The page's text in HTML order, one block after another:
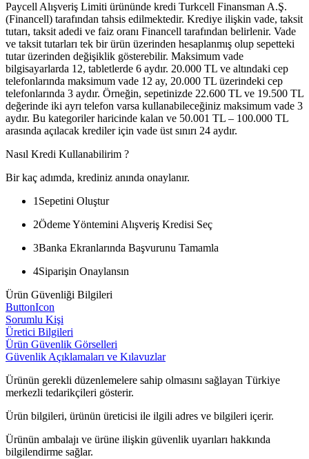
Paycell Alışveriş Limiti ürününde kredi Turkcell Finansman A.Ş.
(Financell) tarafından tahsis edilmektedir. Krediye ilişkin vade, taksit
tutarı, taksit adedi ve faiz oranı Financell tarafından belirlenir. Vade
ve taksit tutarları tek bir ürün üzerinden hesaplanmış olup sepetteki
tutar üzerinden değişiklik gösterebilir. Maksimum vade
bilgisayarlarda 12, tabletlerde 6 aydır. 20.000 TL ve altındaki cep
telefonlarında maksimum vade 12 ay, 20.000 TL üzerindeki cep
telefonlarında 3 aydır. Örneğin, sepetinizde 22.600 TL ve 19.500 TL
değerinde iki ayrı telefon varsa kullanabileceğiniz maksimum vade 3
aydır. Bu kategoriler haricinde kalan ve 50.001 TL – 100.000 TL
arasında açılacak krediler için vade üst sınırı 24 aydır.
Nasıl Kredi Kullanabilirim ?
Bir kaç adımda, krediniz anında onaylanır.
1 Sepetini Oluştur
2Ödeme Yöntemini Alışveriş Kredisi Seç
3Banka Ekranlarında Başvurunu Tamamla
4Siparişin Onaylansın
Ürün Güvenliği Bilgileri
ButtonIcon
Sorumlu Kişi
Üretici Bilgileri
Ürün Güvenlik Görselleri
Güvenlik Açıklamaları ve Kılavuzlar
Ürünün gerekli düzenlemelere sahip olmasını sağlayan Türkiye
merkezli tedarikçileri gösterir.
Ürün bilgileri, ürünün üreticisi ile ilgili adres ve bilgileri içerir.
Ürünün ambalajı ve ürüne ilişkin güvenlik uyarıları hakkında
bilgilendirme sağlar.